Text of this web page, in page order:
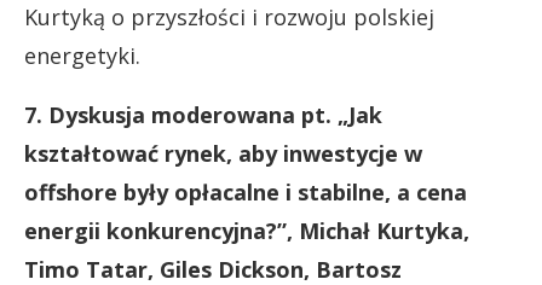
Kurtyką o przyszłości i rozwoju polskiej
energetyki.
7. Dyskusja moderowana pt. „Jak
kształtować rynek, aby inwestycje w
offshore były opłacalne i stabilne, a cena
energii konkurencyjna?”, Michał Kurtyka,
Timo Tatar, Giles Dickson, Bartosz